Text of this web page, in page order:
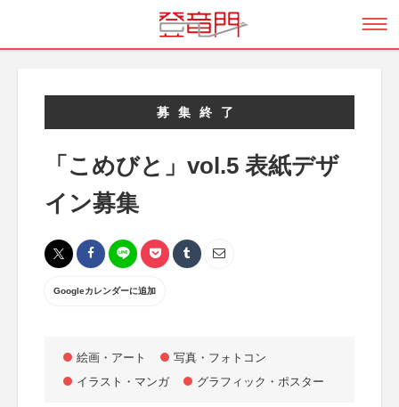
募集終了
「こめびと」vol.5 表紙デザ
イン募集
Googleカレンダーに追加
絵画・アート
写真・フォトコン
イラスト・マンガ
グラフィック・ポスター